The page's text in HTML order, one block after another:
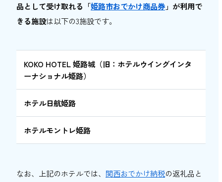
品として受け取れる「姫路市おでかけ商品券」が利用で
きる施設は以下の3施設です。
KOKO HOTEL 姫路城（旧：ホテルウイングインタ
ーナショナル姫路）
ホテル日航姫路
ホテルモントレ姫路
なお、上記のホテルでは、 関西おでかけ納税の返礼品と